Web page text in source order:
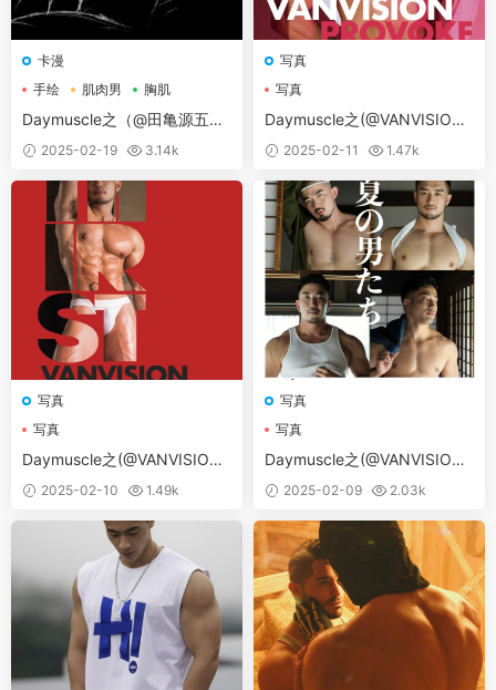
卡漫
手绘
肌肉男 胸肌
Daymuscle之（@田亀源五郎
–无限游戏）(155MB)-卡漫
2025-02-19 3.14k
写真
写真
Daymuscle之(@VANVISION
[PROVOKE]）
2025-02-11 1.47k
写真
写真
Daymuscle之(@VANVISION
[THIRST）
2025-02-10 1.49k
写真
写真
Daymuscle之(@VANVISION
[SUMMER BOYS]）
2025-02-09 2.03k